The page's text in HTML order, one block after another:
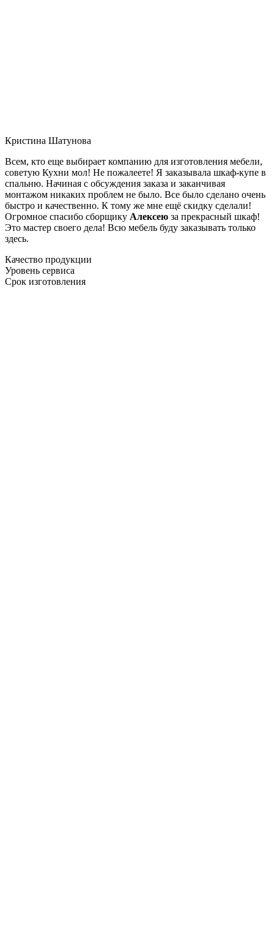
Кристина Шатунова
Всем, кто еще выбирает компанию для изготовления мебели,
советую Кухни мол! Не пожалеете! Я заказывала шкаф-купе в
спальню. Начиная с обсуждения заказа и заканчивая
монтажом никаких проблем не было. Все было сделано очень
быстро и качественно. К тому же мне ещё скидку сделали!
Огромное спасибо сборщику Алексею за прекрасный шкаф!
Это мастер своего дела! Всю мебель буду заказывать только
здесь.
Качество продукции
Уровень сервиса
Срок изготовления